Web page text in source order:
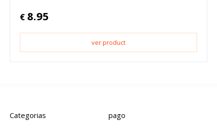
€ 8.95
ver product
Categorias pago